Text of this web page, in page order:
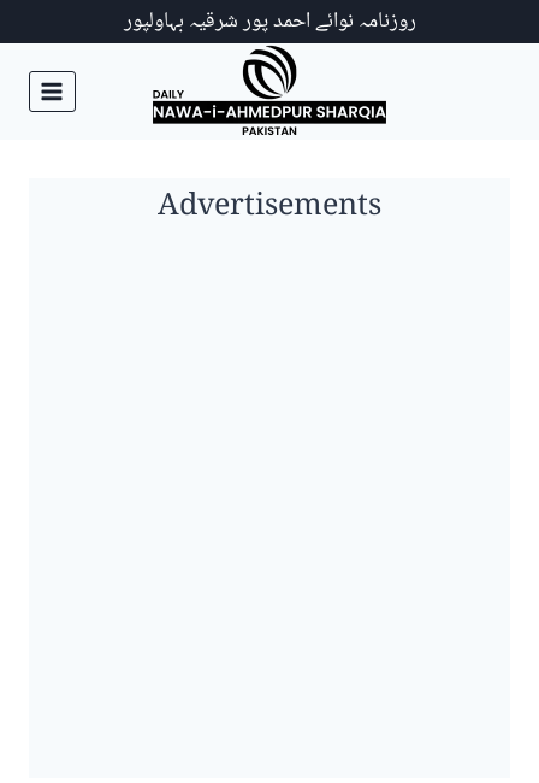
روزنامہ نوائے احمد پور شرقیہ بہاولپور
Advertisements